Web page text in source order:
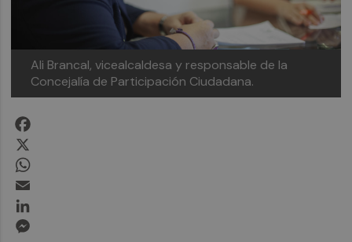
Ali Brancal, vicealcaldesa y responsable de la
Concejalía de Participación Ciudadana.